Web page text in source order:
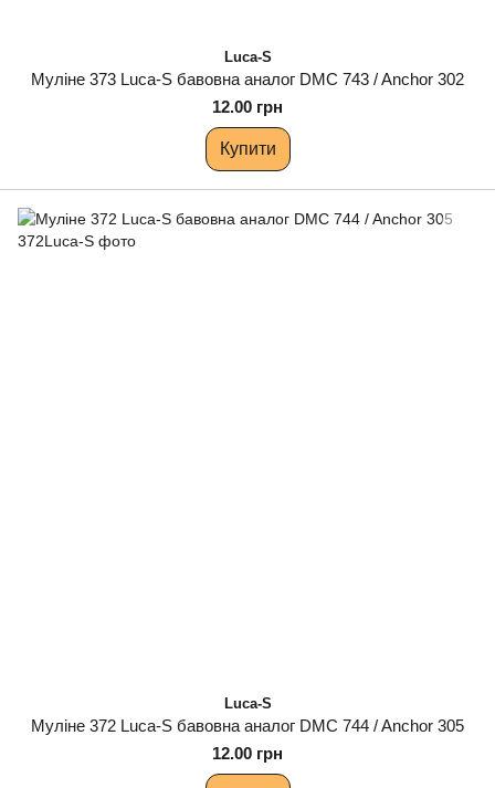
Luca-S
Муліне 373 Luca-S бавовна аналог DMC 743 / Anchor 302
12.00 грн
Купити
Luca-S
Муліне 372 Luca-S бавовна аналог DMC 744 / Anchor 305
12.00 грн